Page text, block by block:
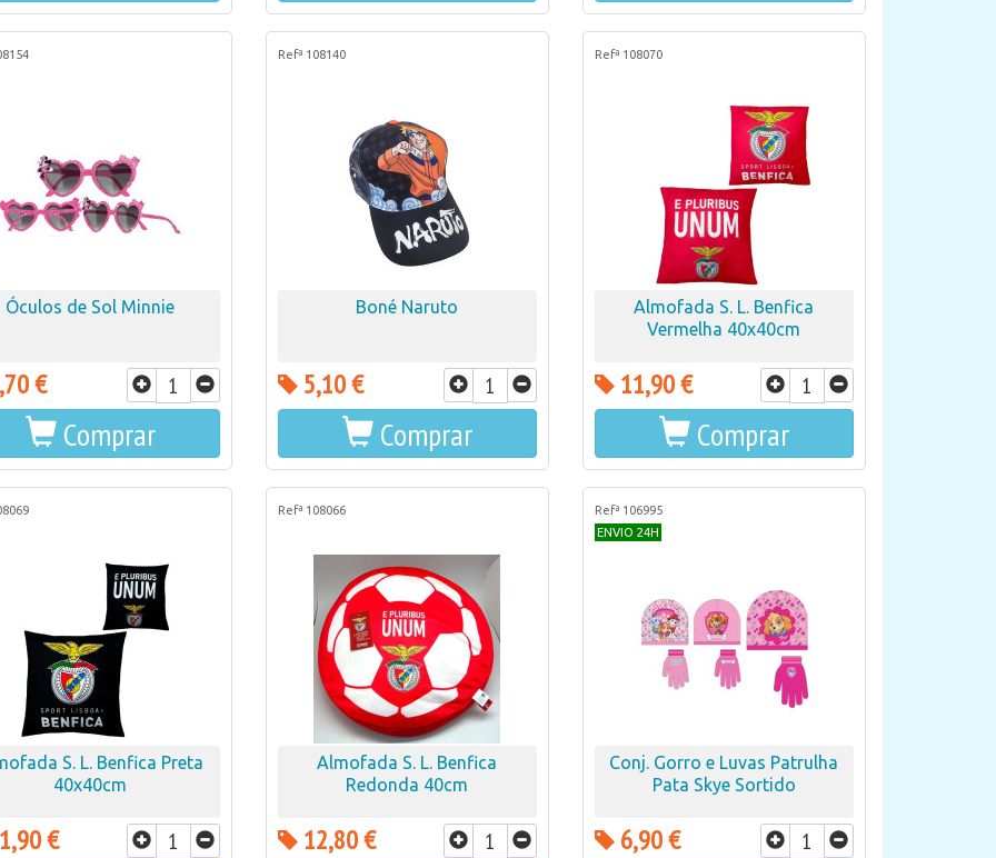
Óculos de Sol Minnie
€
Comprar
Refª 108140
Boné Naruto
5,10 €
Comprar
Refª 108070
Almofada S. L. Benfica
Vermelha 40x40cm
11,90 €
Comprar
S. L. Benfica Preta
40x40cm
€
Refª 108066
Almofada S. L. Benfica
Redonda 40cm
12,80 €
Refª 106995
ENVIO 24H
Conj. Gorro e Luvas Patrulha
Pata Skye Sortido
6,90 €